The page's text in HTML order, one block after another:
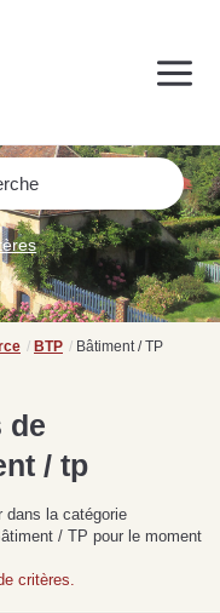
vos projets
immobilière à
de-l’Orne :
?
BTP Bâtiment / TP
de
/ tp
dans la catégorie
/ TP pour le moment
critères.